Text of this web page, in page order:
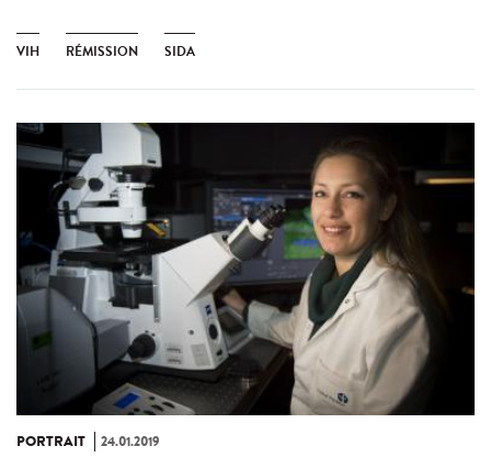
VIH RÉMISSION SIDA
PORTRAIT 24.01.2019